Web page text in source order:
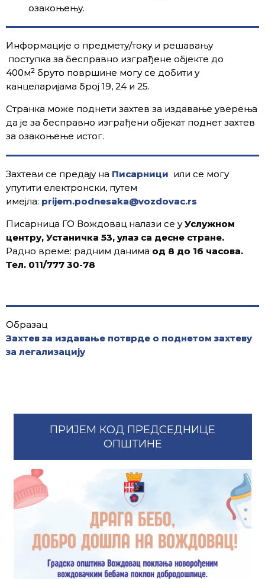
озакоњењу.
Информације о предмету/току и решавању
поступка за бесправно изграђене објекте до
400м2 бруто површине могу се добити у
канцеларијама број 19, 24 и 25.
Странка може поднети захтев за издавање уверења
да је за бесправно изграђени објекат поднет захтев
за озакоњење истог.
Захтеви се предају на Писарници или се могу
упутити електронски, путем
имејла: prijem.podnesaka@vozdovac.rs
Писарница ГО Вождовац налази се уУслужном
центру, Устаничка 53, улаз са десне стране.
Радно време: радним данима од 8 до 16 часова.
Тел. 011/777 30-78
Образац
Захтев за издавање потврде о поднетом захтеву
за легализацију
ПРИЈЕМ КОД ПРЕДСЕДНИЦЕ
ОПШТИНЕ